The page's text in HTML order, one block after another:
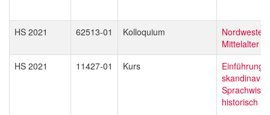
HS 2021 62513-01 Kolloquium
Mittelalter
HS 2021
11427-01 Kurs
Einführung
historisch